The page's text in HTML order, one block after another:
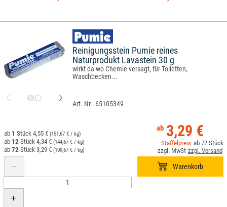
Reinigungsstein Pumie reines
Naturprodukt Lavastein 30 g
wirkt da wo Chemie versagt, für Toiletten,
Waschbecken...
65105349
3,29 €
72
1 4,55 € (151,67 € / kg)
12 4,34 € (144,67 € / kg)
72 3,29 € (109,67 € / kg)